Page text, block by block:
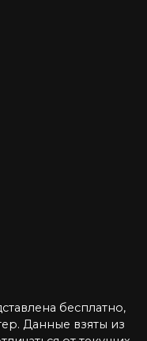
бесплатно,
Данные взяты из